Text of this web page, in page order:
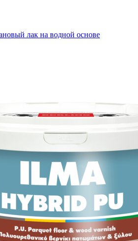
лак на водной основе